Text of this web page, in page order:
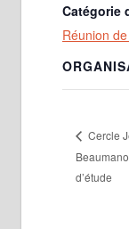
Catégorie
Réunion
Cercle
d’étude